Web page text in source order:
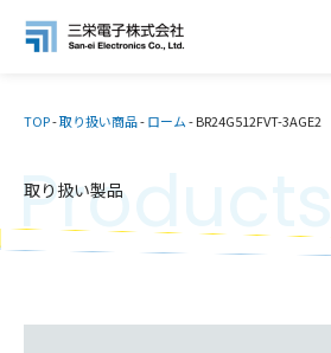
TOP-取り扱い商品-ローム-BR24G512FVT-3AGE2
取り扱い製品
Products